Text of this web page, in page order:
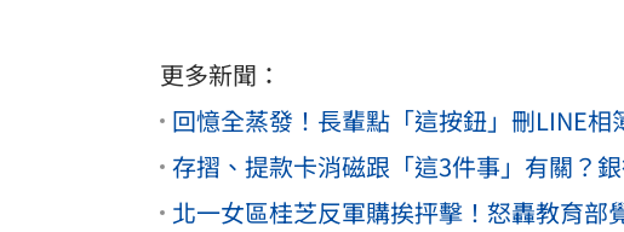
更多新聞：
回憶全蒸發！長輩點「這按鈕」刪LINE
存摺、提款卡消磁跟「這3件事」有關？
北一女區桂芝反軍購挨抨擊！怒轟教育